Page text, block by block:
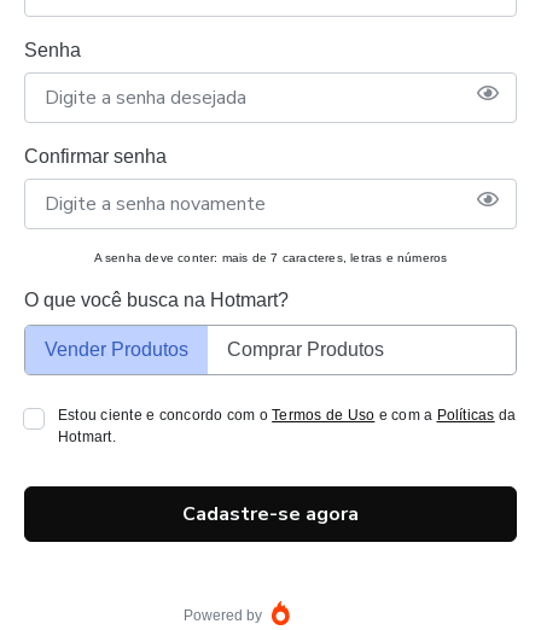
Senha
Confirmar senha
A senha deve conter: mais de 7 caracteres, letras e números
O que você busca na Hotmart?
Vender Produtos Comprar Produtos
Estou ciente e concordo com oTermos de Uso e com a Políticas da
Hotmart.
Cadastre-se agora
Powered by